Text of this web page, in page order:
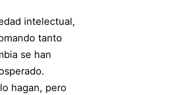
intelectual,
tanto
se han
hagan, pero